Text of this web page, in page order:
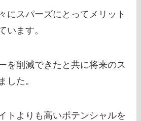
にスパーズにとってメリット
います。
を削減できたと共に将来のス
した。
トよりも高いポテンシャルを